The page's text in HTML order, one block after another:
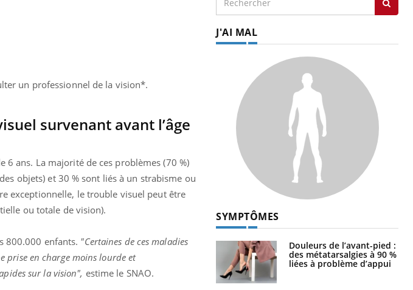
un professionnel de la vision*.
survenant avant l’âge
6 ans. La majorité de ces problèmes (70 %)
objets) et 30 % sont liés à un strabisme ou
exceptionnelle, le trouble visuel peut être
ou totale de vision).
800.000 enfants. "Certaines de ces maladies
prise en charge moins lourde et
sur la vision", estime le SNAO.
J'AI MAL
SYMPTÔMES
Douleurs de l’avant-pied :
des métatarsalgies à 90 %
liées à problème d’appui